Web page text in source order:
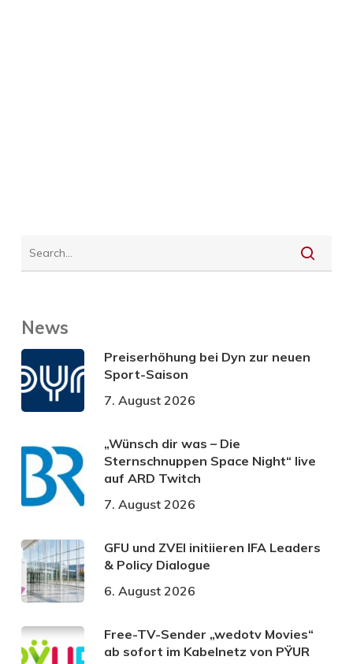
News
Preiserhöhung bei Dyn zur neuen
Sport-Saison
7. August 2026
„Wünsch dir was – Die
Sternschnuppen Space Night“ live
auf ARD Twitch
7. August 2026
GFU und ZVEI initiieren IFA Leaders
& Policy Dialogue
6. August 2026
Free-TV-Sender „wedotv Movies“
ab sofort im Kabelnetz von PŸUR